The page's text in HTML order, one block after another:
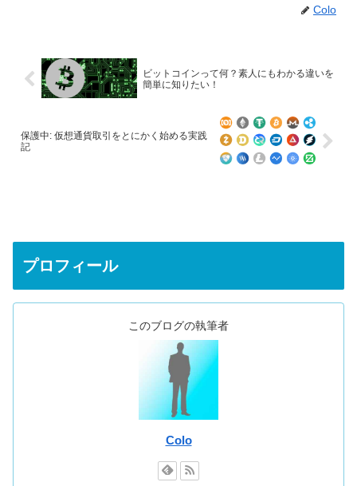
Colo
ビットコインって何？素人にもわかる違いを
簡単に知りたい！
保護中: 仮想通貨取引をとにかく始める実践
記
プロフィール
このブログの執筆者
Colo